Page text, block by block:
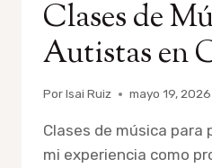
Clases de
Autistas en
PorIsai Ruiz mayo 19, 2026
Clases de música
mi experiencia como